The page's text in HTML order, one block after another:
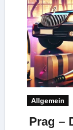
Allgemein
Prag –